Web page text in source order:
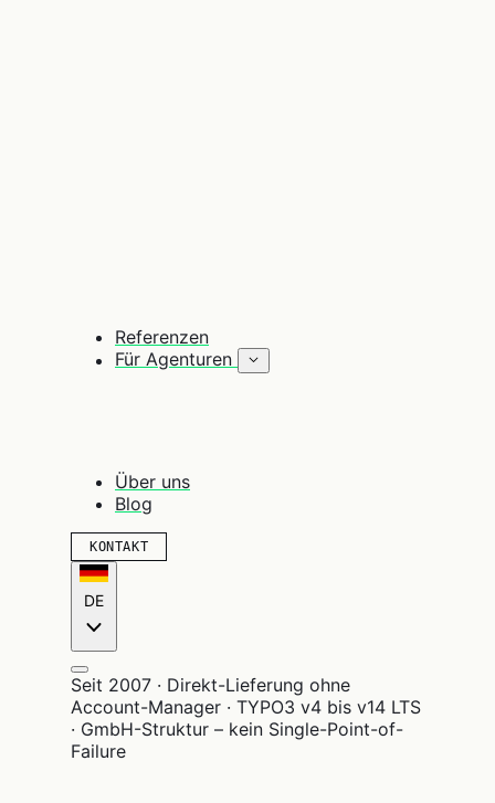
Referenzen
Für Agenturen
Über uns
Blog
KONTAKT
DE
Seit 2007 · Direkt-Lieferung ohne
Account-Manager · TYPO3 v4 bis v14 LTS
· GmbH-Struktur – kein Single-Point-of-
Failure